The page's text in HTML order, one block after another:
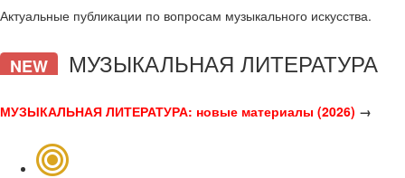
Актуальные публикации по вопросам музыкального искусства.
NEW МУЗЫКАЛЬНАЯ ЛИТЕРАТУРА
МУЗЫКАЛЬНАЯ ЛИТЕРАТУРА: новые материалы (2026) →